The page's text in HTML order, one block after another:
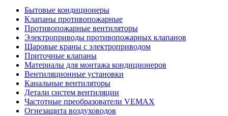
Бытовые кондиционеры
Клапаны противопожарные
Противопожарные вентиляторы
Электроприводы противопожарных клапанов
Шаровые краны с электроприводом
Приточные клапаны
Материалы для монтажа кондиционеров
Вентиляционные установки
Канальные вентиляторы
Детали систем вентиляции
Частотные преобразователи VEMAX
Огнезащита воздуховодов